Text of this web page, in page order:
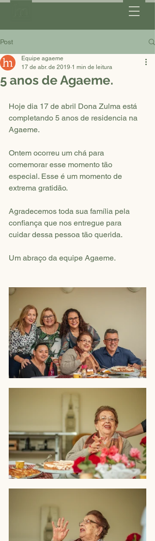
Post
5 anos de Agaeme.
Equipe agaeme
17 de abr. de 2019 1 min de leitura
Hoje dia 17 de abril Dona Zulma está
completando 5 anos de residencia na
Agaeme.
Ontem ocorreu um chá para
comemorar esse momento tão
especial. Esse é um momento de
extrema gratidão.
Agradecemos toda sua família pela
confiança que nos entregue para
cuidar dessa pessoa tão querida.
Um abraço da equipe Agaeme.